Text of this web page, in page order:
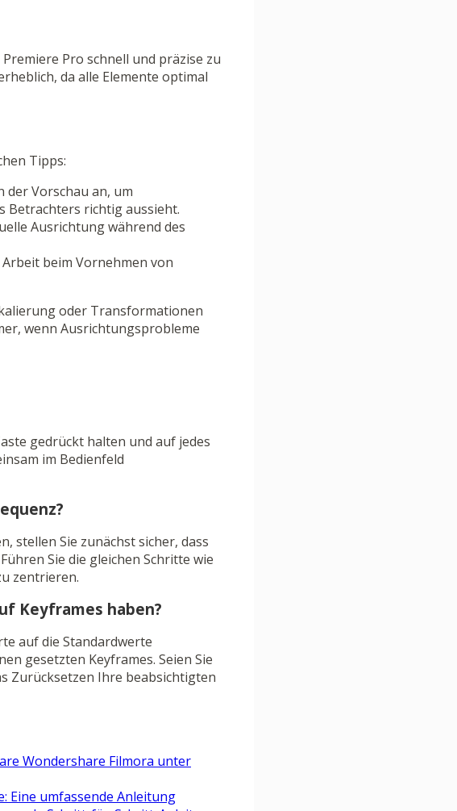
Pro schnell und präzise zu
da alle Elemente optimal
Tipps:
Vorschau an, um
Betrachters richtig aussieht.
Ausrichtung während des
beim Vornehmen von
oder Transformationen
wenn Ausrichtungsprobleme
gedrückt halten und auf jedes
im Bedienfeld
stellen Sie zunächst sicher, dass
Sie die gleichen Schritte wie
zentrieren.
Keyframes haben?
auf die Standardwerte
gesetzten Keyframes. Seien Sie
Zurücksetzen Ihre beabsichtigten
Wondershare Filmora unter
Eine umfassende Anleitung